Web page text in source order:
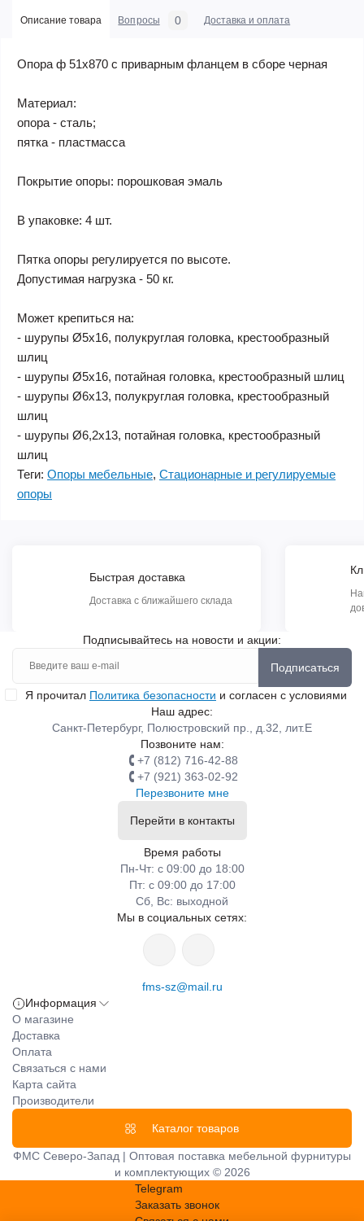
Описание товара Вопросы 0 Доставка и оплата
Опора ф 51х870 с приварным фланцем в сборе черная
Материал:
опора - сталь;
пятка - пластмасса
Покрытие опоры: порошковая эмаль
В упаковке: 4 шт.
Пятка опоры регулируется по высоте.
Допустимая нагрузка - 50 кг.
Может крепиться на:
- шурупы Ø5х16, полукруглая головка, крестообразный
шлиц
- шурупы Ø5х16, потайная головка, крестообразный шлиц
- шурупы Ø6х13, полукруглая головка, крестообразный
шлиц
- шурупы Ø6,2х13, потайная головка, крестообразный
шлиц
Теги: Опоры мебельные, Стационарные и регулируемые
опоры
Быстрая доставка
Доставка с ближайшего склада
Подписывайтесь на новости и акции:
Подписаться
Я прочитал Политика безопасности и согласен с условиями
Наш адрес:
Санкт-Петербург, Полюстровский пр., д.32, лит.Е
Позвоните нам:
+7 (812) 716-42-88
+7 (921) 363-02-92
Перезвоните мне
Перейти в контакты
Время работы
Пн-Чт: с 09:00 до 18:00
Пт: с 09:00 до 17:00
Сб, Вс: выходной
Мы в социальных сетях:
fms-sz@mail.ru
Информация
О магазине
Доставка
Оплата
Связаться с нами
Карта сайта
Производители
Каталог товаров
ФМС Северо-Запад | Оптовая поставка мебельной фурнитуры
и комплектующих © 2026
Telegram
Заказать звонок